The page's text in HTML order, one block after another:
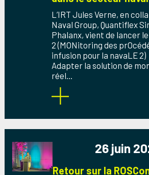
L’IRT Jules Verne, en
Naval Group, Quantiflex
Phalanx, vient de lancer
2 (MONitoring des
infusion pour la navaLE
Adapter la solution de
réel...
26 juin
Retour sur la